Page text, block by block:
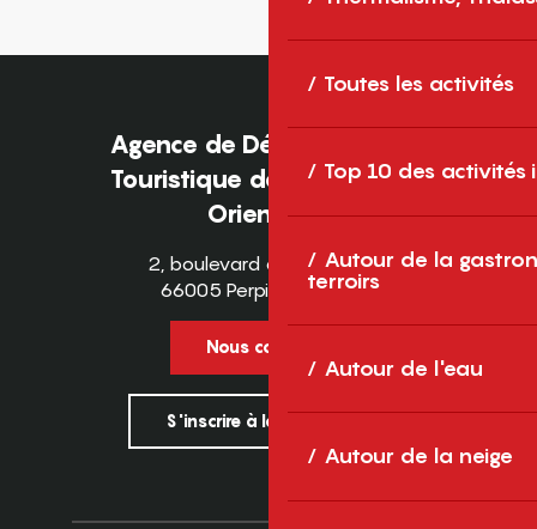
Toutes les activités
Top 10 des activités
Autour de la
terroirs
Autour de l'eau
Autour de la neige
Agence de Développement
Touristique des Pyrénées-
Orientales
2, boulevard des Pyrénées
66005 Perpignan Cedex
Nous contacter
S'inscrire à la newsletter